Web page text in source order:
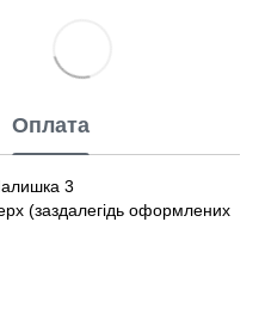
Оплата
3
(заздалегідь оформлених